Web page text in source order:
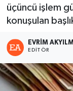
üçüncü işlem
konuşulan
EVRIM
EDITÖR